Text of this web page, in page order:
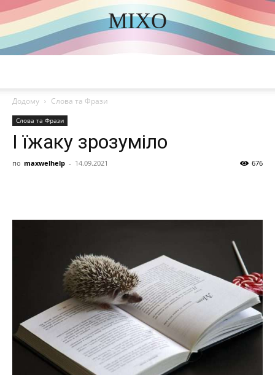
MIXO
DISCOVER THE ART OF PUBLISHING
Додому Слова та Фрази
Слова та Фрази
І їжаку зрозуміло
по maxwelhelp - 14.09.2021 676